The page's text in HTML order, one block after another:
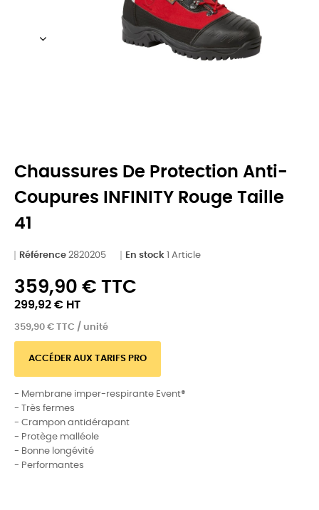
Chaussures De Protection Anti-
Coupures INFINITY Rouge Taille
41
Référence 2820205 En stock 1 Article
359,90 € TTC
299,92 € HT
359,90 € TTC / unité
ACCÉDER AUX TARIFS PRO
- Membrane imper-respirante Event®
- Très fermes
- Crampon antidérapant
- Protège malléole
- Bonne longévité
- Performantes